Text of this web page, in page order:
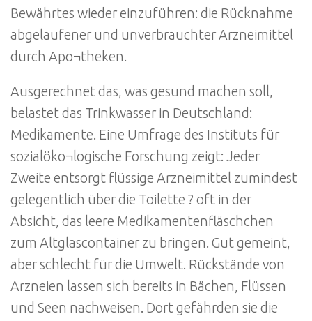
Bewährtes wieder einzuführen: die Rücknahme
abgelaufener und unverbrauchter Arzneimittel
durch Apo¬theken.
Ausgerechnet das, was gesund machen soll,
belastet das Trinkwasser in Deutschland:
Medikamente. Eine Umfrage des Instituts für
sozialöko¬logische Forschung zeigt: Jeder
Zweite entsorgt flüssige Arzneimittel zumindest
gelegentlich über die Toilette ? oft in der
Absicht, das leere Medikamentenfläschchen
zum Altglascontainer zu bringen. Gut gemeint,
aber schlecht für die Umwelt. Rückstände von
Arzneien lassen sich bereits in Bächen, Flüssen
und Seen nachweisen. Dort gefährden sie die